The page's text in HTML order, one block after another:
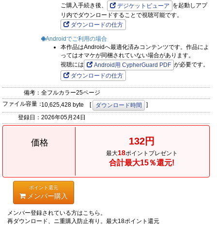
ご購入手続き後、
デジケットビューア を起動しアプ
リ内でダウンロードすることで視聴可能です。
ダウンロードの仕方
Androidでご利用の場合
本作品はAndroidへ最適化済みコンテンツです。作品によ
ってはオマケが同梱されていない場合があります。
視聴には
Android用 CypherGuard PDF が必要です。
ダウンロードの仕方
備考： 全フルカラー25ページ
ファイル容量：10,625,428 byte [ ダウンロード時間
]
登録日： 2026年05月24日
価格 132円
最大18ポイントプレゼント
合計最大15％還元!
ポイント還元
メンバー購入
メンバー登録されている方はこちら。
再ダウンロード、ニ重購入防止有り。最大18ポイント還元